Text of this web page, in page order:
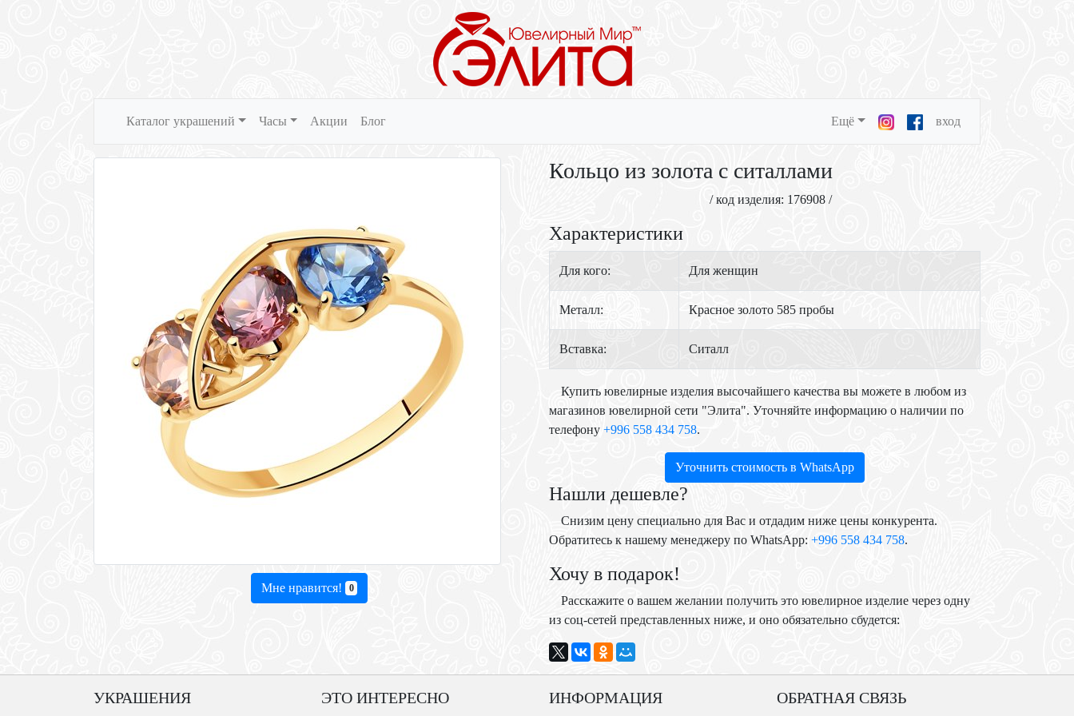
Каталог украшений Часы Акции Блог Ещё вход
Мне нравится! 0
Кольцо из золота с ситаллами
/ код изделия: 176908 /
Характеристики
Для кого: Для женщин
Металл: Красное золото 585 пробы
Вставка: Ситалл
Купить ювелирные изделия высочайшего качества вы можете в любом из
магазинов ювелирной сети "Элита". Уточняйте информацию о наличии по
телефону +996 558 434 758.
Уточнить стоимость в WhatsApp
Нашли дешевле?
Снизим цену специально для Вас и отдадим ниже цены конкурента.
Обратитесь к нашему менеджеру по WhatsApp: +996 558 434 758.
Хочу в подарок!
Расскажите о вашем желании получить это ювелирное изделие через одну
из соц-сетей представленных ниже, и оно обязательно сбудется:
УКРАШЕНИЯ ЭТО ИНТЕРЕСНО ИНФОРМАЦИЯ ОБРАТНАЯ СВЯЗЬ